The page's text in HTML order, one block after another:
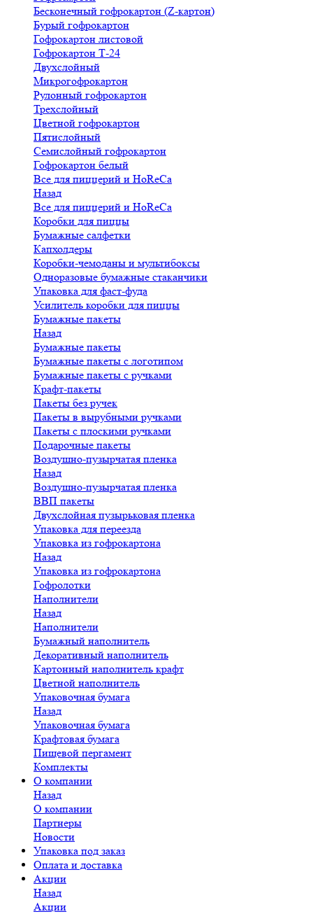
Бесконечный гофрокартон (Z-картон)
Бурый гофрокартон
Гофрокартон листовой
Гофрокартон Т-24
Двухслойный
Микрогофрокартон
Рулонный гофрокартон
Трехслойный
Цветной гофрокартон
Пятислойный
Семислойный гофрокартон
Гофрокартон белый
Все для пиццерий и HoReCa
Назад
Все для пиццерий и HoReCa
Коробки для пиццы
Бумажные салфетки
Капхолдеры
Коробки-чемоданы и мультибоксы
Одноразовые бумажные стаканчики
Упаковка для фаст-фуда
Усилитель коробки для пиццы
Бумажные пакеты
Назад
Бумажные пакеты
Бумажные пакеты с логотипом
Бумажные пакеты с ручками
Крафт-пакеты
Пакеты без ручек
Пакеты в вырубными ручками
Пакеты с плоскими ручками
Подарочные пакеты
Воздушно-пузырчатая пленка
Назад
Воздушно-пузырчатая пленка
ВВП пакеты
Двухслойная пузырьковая пленка
Упаковка для переезда
Упаковка из гофрокартона
Назад
Упаковка из гофрокартона
Гофролотки
Наполнители
Назад
Наполнители
Бумажный наполнитель
Декоративный наполнитель
Картонный наполнитель крафт
Цветной наполнитель
Упаковочная бумага
Назад
Упаковочная бумага
Крафтовая бумага
Пищевой пергамент
Комплекты
О компании
Назад
О компании
Партнеры
Новости
Упаковка под заказ
Оплата и доставка
Акции
Назад
Акции